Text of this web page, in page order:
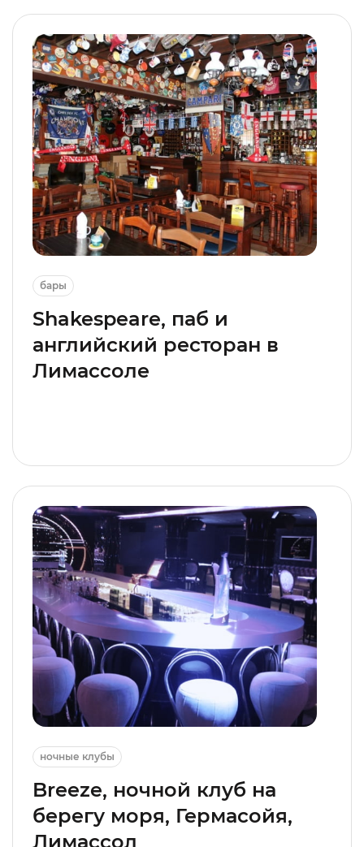
бары
Shakespeare, паб и
английский ресторан в
Лимассоле
ночные клубы
Breeze, ночной клуб на
берегу моря, Гермасойя,
Лимассол